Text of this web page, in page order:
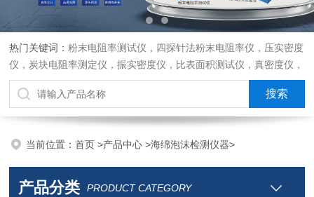
热门关键词：粉末电阻率测试仪，四探针法粉末电阻率仪，压实密度
仪，炭块电阻率测定仪，振实密度仪，比表面积测试仪，真密度仪，
炭块热膨胀仪，炭块透气率仪，炭块二氧化碳反应测定仪
当前位置：首页>产品中心>海绵泡沫检测仪器>
产品分类 PRODUCT CATEGORY